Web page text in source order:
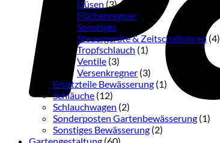
Düsen (3)
Flächenregner
Sonstiges
Steuergeräte & Zeitschaltuhren (4)
Tropfschlauch (1)
Ventile (3)
Versenkregner (3)
Ersatzteile Bewässerung (1)
Schläuche (12)
Schlauchwagen (2)
Sonderposten Gartenbewässerung (1)
Sonstiges Bewässerung (2)